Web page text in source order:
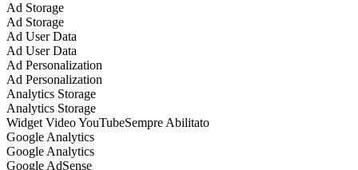
Ad Storage
Ad Storage
Ad User Data
Ad User Data
Ad Personalization
Ad Personalization
Analytics Storage
Analytics Storage
Widget Video YouTubeSempre Abilitato
Google Analytics
Google Analytics
Google AdSense